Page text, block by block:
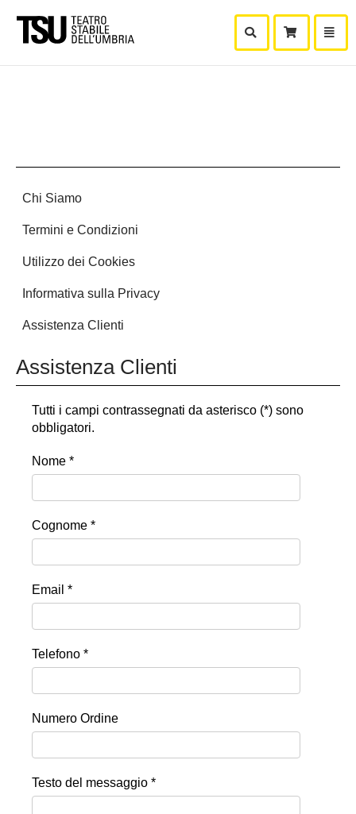
Mostra Ricerca
Chi Siamo
Termini e Condizioni
Utilizzo dei Cookies
Informativa sulla Privacy
Assistenza Clienti
Assistenza Clienti
Tutti i campi contrassegnati da asterisco (*) sono
obbligatori.
Nome *
Cognome *
Email *
Telefono *
Numero Ordine
Testo del messaggio *